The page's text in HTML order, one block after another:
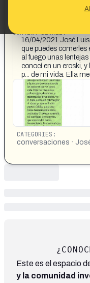
This content has
CONTENT DETAIL:
16/04/2021 José
que puedes comerles
al fuego unas
conocí en un eroski,
p... de mi vida. Ella
CATEGORIES:
conversaciones ·
Este es el espacio
y la comunidad